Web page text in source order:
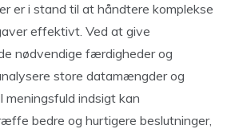
er i stand til at håndtere komplekse
effektivt. Ved at give
nødvendige færdigheder og
store datamængder og
meningsfuld indsigt kan
bedre og hurtigere beslutninger,